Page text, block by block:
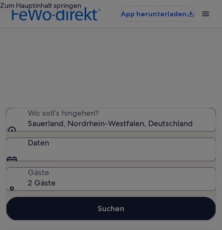
Zum Hauptinhalt springen
App herunterladen
Wo soll’s hingehen?
Sauerland, Nordrhein-Westfalen, Deutschland
Daten
Gäste
2 Gäste
Suchen